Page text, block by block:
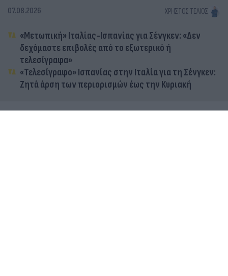
07.08.2026 ΧΡΉΣΤΟΣ ΤΈΛΙΟΣ
«Μετωπική» Ιταλίας-Ισπανίας για Σένγκεν: «Δεν
δεχόμαστε επιβολές από το εξωτερικό ή
τελεσίγραφα»
«Τελεσίγραφο» Ισπανίας στην Ιταλία για τη Σένγκεν:
Ζητά άρση των περιορισμών έως την Κυριακή